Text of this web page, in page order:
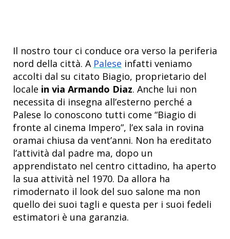
Il nostro tour ci conduce ora verso la periferia
nord della città. A Palese infatti veniamo
accolti dal su citato Biagio, proprietario del
locale in via Armando Diaz. Anche lui non
necessita di insegna all’esterno perché a
Palese lo conoscono tutti come “Biagio di
fronte al cinema Impero”, l’ex sala in rovina
oramai chiusa da vent’anni. Non ha ereditato
l’attività dal padre ma, dopo un
apprendistato nel centro cittadino, ha aperto
la sua attività nel 1970. Da allora ha
rimodernato il look del suo salone ma non
quello dei suoi tagli e questa per i suoi fedeli
estimatori è una garanzia.